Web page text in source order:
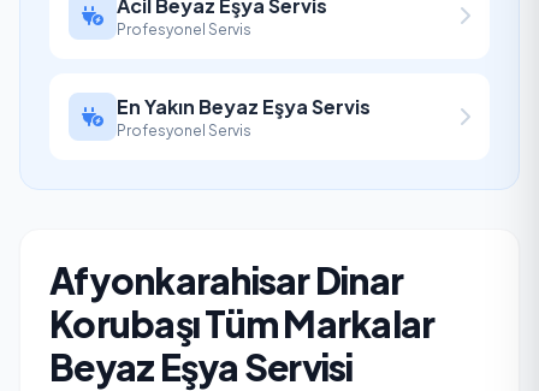
Acil Beyaz Eşya Servis
Profesyonel Servis
En Yakın Beyaz Eşya Servis
Profesyonel Servis
Afyonkarahisar Dinar
Korubaşı Tüm Markalar
Beyaz Eşya Servisi